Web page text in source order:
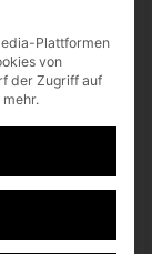
die
Sie,
Plattformen
von
der Zugriff auf